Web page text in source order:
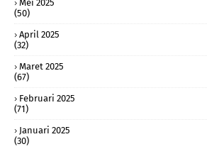
Mei 2025
(50)
April 2025
(32)
Maret 2025
(67)
Februari 2025
(71)
Januari 2025
(30)